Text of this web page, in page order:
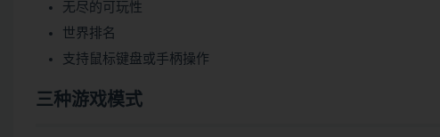
无尽的可玩性
世界排名
支持鼠标键盘或手柄操作
三种游戏模式